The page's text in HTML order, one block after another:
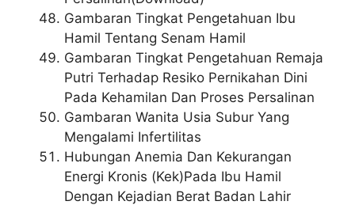
Gambaran Tingkat Pengetahuan Ibu
Hamil Tentang Senam Hamil
Gambaran Tingkat Pengetahuan Remaja
Putri Terhadap Resiko Pernikahan Dini
Pada Kehamilan Dan Proses Persalinan
Gambaran Wanita Usia Subur Yang
Mengalami Infertilitas
Hubungan Anemia Dan Kekurangan
Energi Kronis (Kek)Pada Ibu Hamil
Dengan Kejadian Berat Badan Lahir